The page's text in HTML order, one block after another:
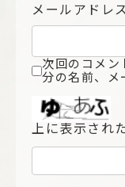
メールアドレ
次回のコメン
分の名前、メ
上に表示され